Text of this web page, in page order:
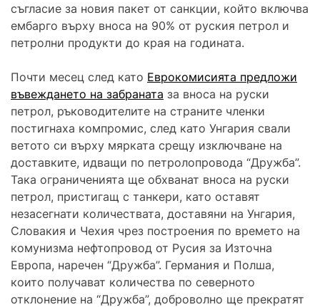
съгласие за новия пакет от санкции, който включва
ембарго върху вноса на 90% от руския петрол и
петролни продукти до края на годината.
Почти месец след като Еврокомисията предложи
въвеждането на забраната за вноса на руски
петрол, ръководителите на страните членки
постигнаха компромис, след като Унгария свали
ветото си върху мярката срещу изключване на
доставките, идващи по петролопровода “Дружба”.
Така ограниченията ще обхванат вноса на руски
петрол, пристигащ с танкери, като оставят
незасегнати количествата, доставяни на Унгария,
Словакия и Чехия чрез построения по времето на
комунизма нефтопровод от Русия за Източна
Европа, наречен “Дружба”. Германия и Полша,
които получават количества по северното
отклонение на “Дружба”, доброволно ще прекратят